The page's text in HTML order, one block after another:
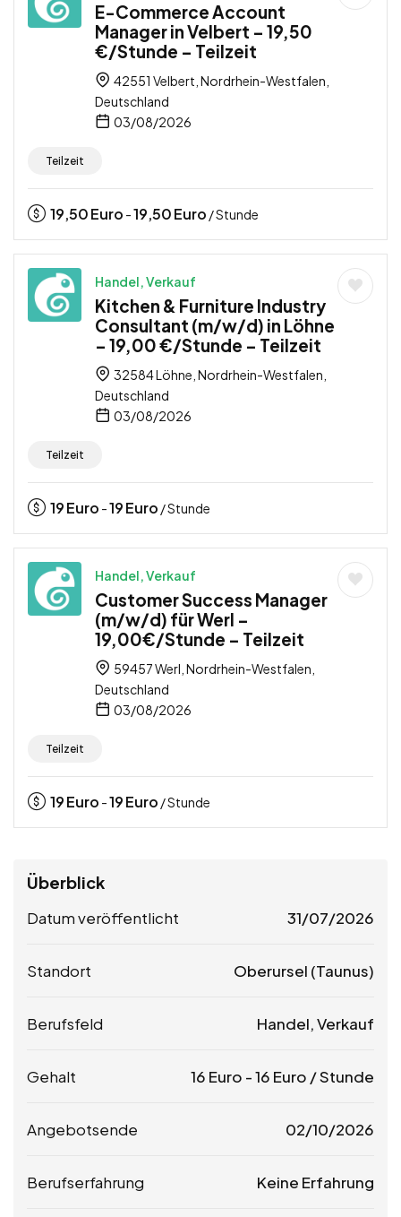
E-Commerce Account
Manager in Velbert – 19,50
€/Stunde – Teilzeit
42551 Velbert, Nordrhein-Westfalen,
Deutschland
03/08/2026
Teilzeit
19,50Euro -19,50Euro / Stunde
Handel, Verkauf
Kitchen & Furniture Industry
Consultant (m/w/d) in Löhne
– 19,00 €/Stunde – Teilzeit
32584 Löhne, Nordrhein-Westfalen,
Deutschland
03/08/2026
Teilzeit
19Euro -19Euro / Stunde
Handel, Verkauf
Customer Success Manager
(m/w/d) für Werl –
19,00€/Stunde – Teilzeit
59457 Werl, Nordrhein-Westfalen,
Deutschland
03/08/2026
Teilzeit
19Euro -19Euro / Stunde
Überblick
Datum veröffentlicht 31/07/2026
Standort Oberursel (Taunus)
Berufsfeld Handel, Verkauf
Gehalt 16 Euro -16 Euro / Stunde
Angebotsende 02/10/2026
Berufserfahrung Keine Erfahrung